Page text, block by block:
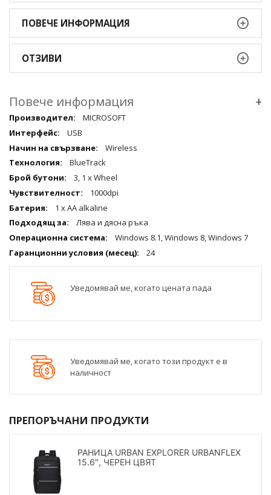
ПОВЕЧЕ ИНФОРМАЦИЯ
ОТЗИВИ
Повече информация +
Повече
информация
MICROSOFT
USB
Wireless
BlueTrack
3, 1 x Wheel
1000dpi
1 x AA alkaline
Лява и дясна ръка
Windows 8.1, Windows 8, Windows 7
24
Уведомявай ме, когато цената пада
Уведомявай ме, когато този продукт е в
наличност
ПРЕПОРЪЧАНИ ПРОДУКТИ
РАНИЦА URBAN EXPLORER URBANFLEX
15.6″, ЧЕРЕН ЦВЯТ